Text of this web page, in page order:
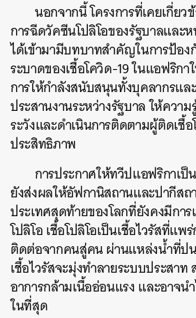
นอกจากนี้ โครงการที่เคยเกี่ย
การฉีดวัคซีนโปลิโอของรัฐบาลและ
ได้เข้ามามีบทบาทสำคัญในการป้อ
ระบาดของเชื้อโควิด-19 ในแอฟริก
การให้กำลังสนับสนุนทั้งบุคลากรแล
ประสานงานระหว่างรัฐบาล ให้ควา
ระวังและดำเนินการติดตามผู้ติดเชื้
ประสิทธิภาพ
การประกาศให้ทวีปแอฟริกาเป็
ยังส่งผลให้อัฟกานิสถานและปากีสถ
ประเทศสุดท้ายของโลกที่ยังคงมีกา
โปลิโอ เชื้อโปลิโอเป็นเชื้อไวรัสที่แพ
ติดต่อจากคนสู่คน ผ่านแหล่งน้ำที่ปน
เชื้อไวรัสจะมุ่งทำลายระบบประสา
อาการกล้ามเนื้ออ่อนแรง และอาจน
ในที่สุด
ค้นหา
SHARE TWEET LINE